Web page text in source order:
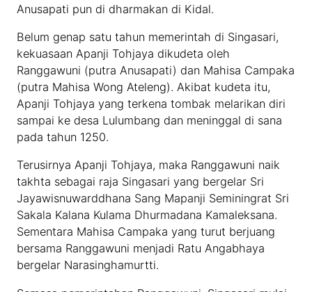
Anusapati pun di dharmakan di Kidal.
Belum genap satu tahun memerintah di Singasari,
kekuasaan Apanji Tohjaya dikudeta oleh
Ranggawuni (putra Anusapati) dan Mahisa Campaka
(putra Mahisa Wong Ateleng). Akibat kudeta itu,
Apanji Tohjaya yang terkena tombak melarikan diri
sampai ke desa Lulumbang dan meninggal di sana
pada tahun 1250.
Terusirnya Apanji Tohjaya, maka Ranggawuni naik
takhta sebagai raja Singasari yang bergelar Sri
Jayawisnuwarddhana Sang Mapanji Seminingrat Sri
Sakala Kalana Kulama Dhurmadana Kamaleksana.
Sementara Mahisa Campaka yang turut berjuang
bersama Ranggawuni menjadi Ratu Angabhaya
bergelar Narasinghamurtti.